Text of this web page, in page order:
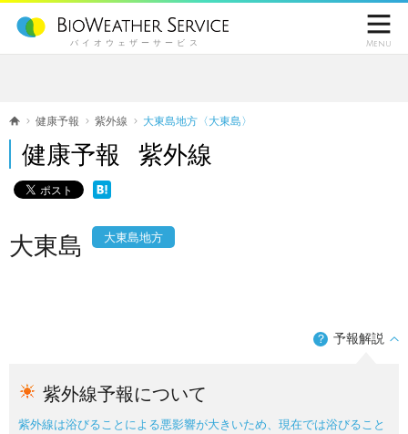
バイオウェザーサービス

Menu
健康予報 紫外線 大東島地方〈大東島〉
健康予報 紫外線
大東島 大東島地方
？ 予報解説
紫外線予報について
紫外線は浴びることによる悪影響が大きいため、現在では浴びること